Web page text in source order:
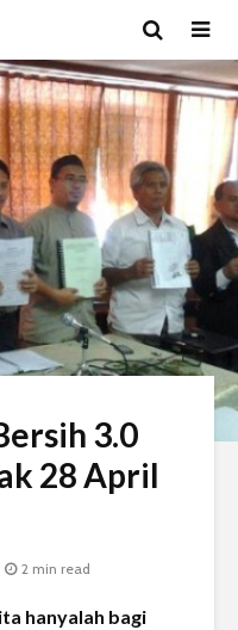
3.0
28 April
2 min read
hanyalah bagi